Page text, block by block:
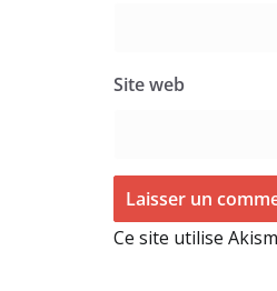
Site web
Ce site utilise